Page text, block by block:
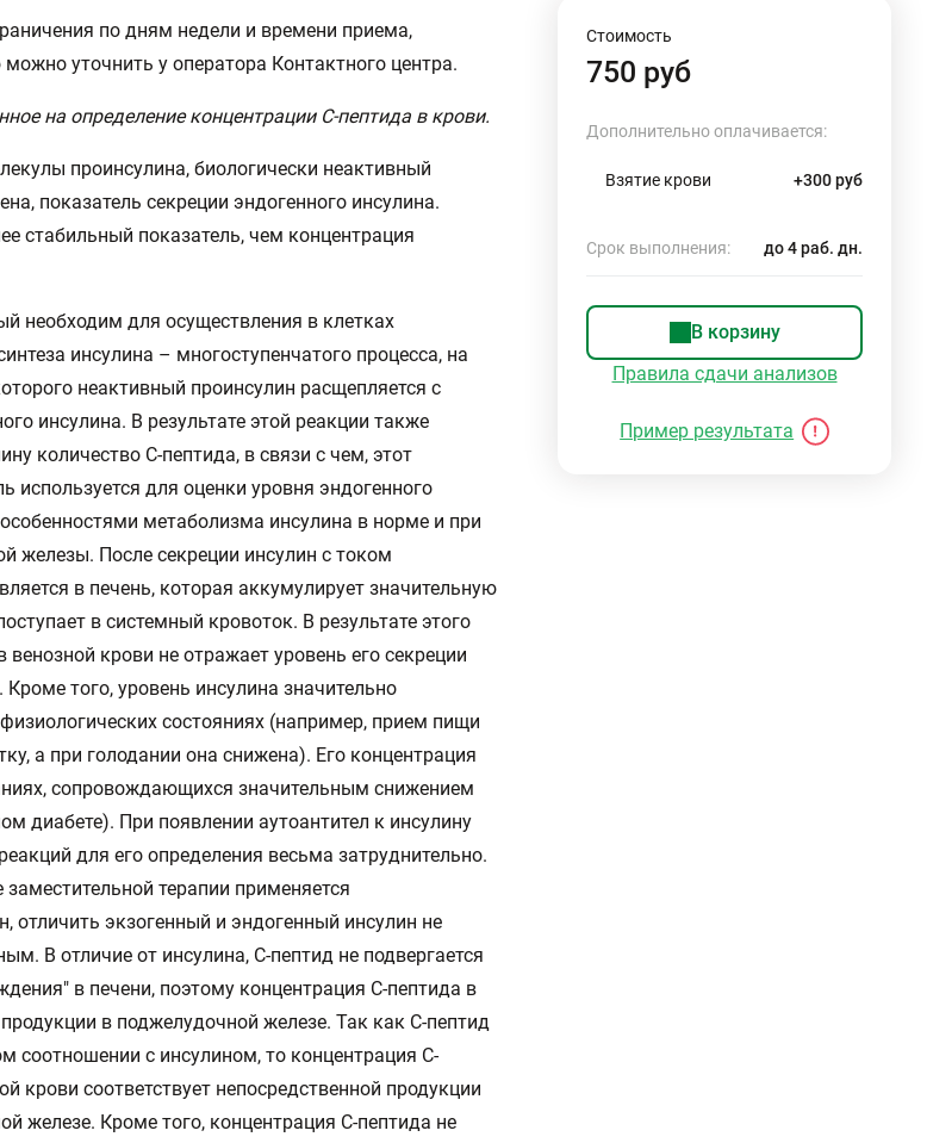
по дням недели и времени приема,
уточнить у оператора Контактного центра.
на определение концентрации С-пептида в крови.
проинсулина, биологически неактивный
показатель секреции эндогенного инсулина.
стабильный показатель, чем концентрация
необходим для осуществления в клетках
инсулина – многоступенчатого процесса, на
неактивный проинсулин расщепляется с
инсулина. В результате этой реакции также
количество С-пептида, в связи с чем, этот
используется для оценки уровня эндогенного
метаболизма инсулина в норме и при
железы. После секреции инсулин с током
в печень, которая аккумулирует значительную
в системный кровоток. В результате этого
венозной крови не отражает уровень его секреции
того, уровень инсулина значительно
состояниях (например, прием пищи
а при голодании она снижена). Его концентрация
сопровождающихся значительным снижением
диабете). При появлении аутоантител к инсулину
для его определения весьма затруднительно.
заместительной терапии применяется
отличить экзогенный и эндогенный инсулин не
В отличие от инсулина, С-пептид не подвергается
в печени, поэтому концентрация С-пептида в
продукции в поджелудочной железе. Так как С-пептид
соотношении с инсулином, то концентрация С-
крови соответствует непосредственной продукции
железе. Кроме того, концентрация С-пептида не
Стоимость
750 руб
Дополнительно оплачивается:
Взятие крови +300 руб
Срок выполнения: до 4 раб. дн.
В корзину
Правила сдачи анализов
Пример результата